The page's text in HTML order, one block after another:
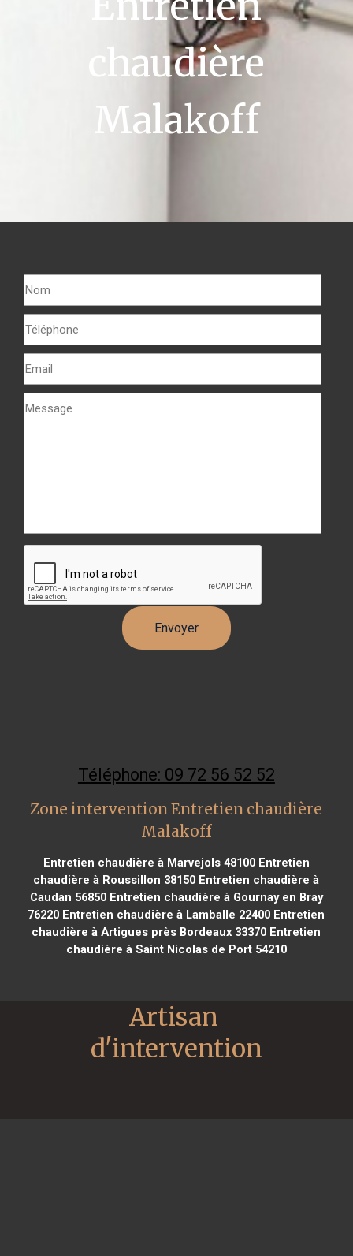
chaudière
Malakoff
Téléphone: 09 72 56 52 52
Zone intervention Entretien chaudière
Malakoff
Entretien chaudière à Marvejols 48100Entretien
chaudière à Roussillon 38150 Entretien chaudière à
Caudan 56850Entretien chaudière à Gournay en Bray
76220 Entretien chaudière à Lamballe 22400 Entretien
chaudière à Artigues près Bordeaux 33370 Entretien
chaudière à Saint Nicolas de Port 54210
Artisan
d'intervention